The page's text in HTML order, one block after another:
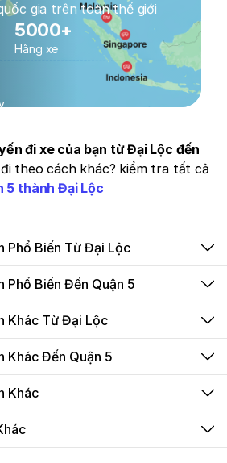
gia trên toàn thế giới
5000+
Hãng xe
đi xe của bạn từ Đại Lộc đến
theo cách khác? kiểm tra tất cả
5 thành Đại Lộc
Phổ Biến Từ Đại Lộc
Phổ Biến Đến Quận 5
Khác Từ Đại Lộc
Khác Đến Quận 5
Khác